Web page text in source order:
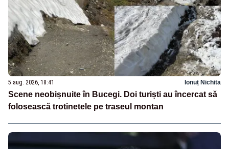
5 aug. 2026, 18:41 Ionuț Nichita
Scene neobișnuite în Bucegi. Doi turiști au încercat să
folosească trotinetele pe traseul montan